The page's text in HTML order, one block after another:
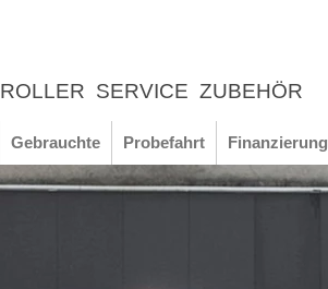
ROLLER SERVICE ZUBEHÖR
Gebrauchte Probefahrt Finanzierung